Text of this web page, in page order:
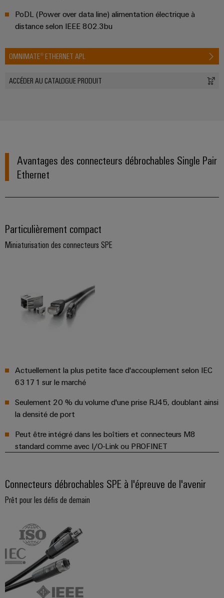
PoDL (Power over data line) alimentation électrique à
distance selon IEEE 802.3bu
OMNIMATE® ETHERNET APL
ACCÉDER AU CATALOGUE PRODUIT
Avantages des connecteurs débrochables Single Pair
Ethernet
Particulièrement compact
Miniaturisation des connecteurs SPE
Actuellement la plus petite face d'accouplement selon IEC
63171 sur le marché
Seulement 20 % du volume d'une prise RJ45, doublant ainsi
la densité de port
Peut être intégré dans les boîtiers et connecteurs M8
standard comme avec I/O-Link ou PROFINET
Connecteurs débrochables SPE à l'épreuve de l'avenir
Prêt pour les défis de demain